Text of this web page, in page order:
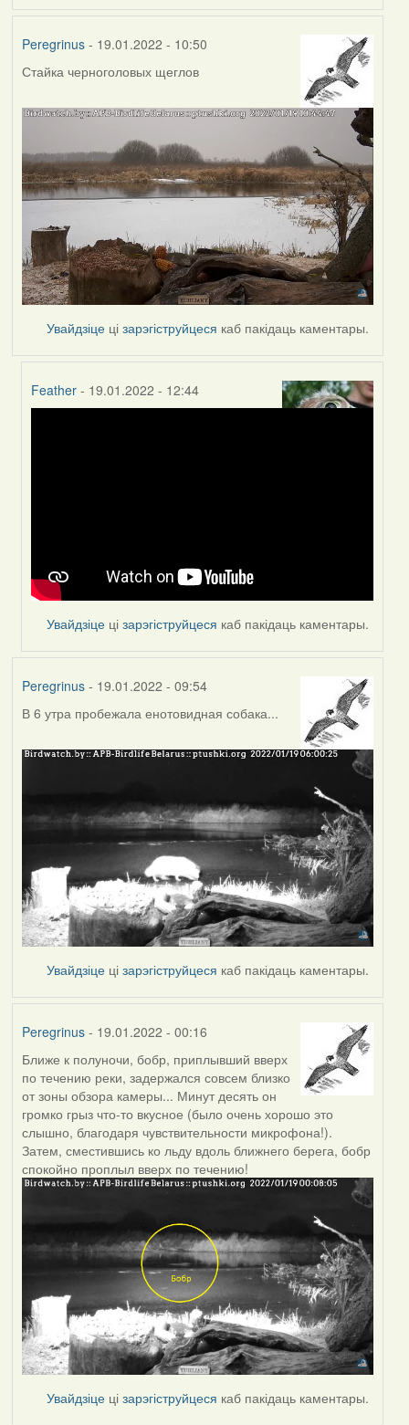
Peregrinus- 19.01.2022 - 10:50
Стайка черноголовых щеглов
Увайдзіце цізарэгіструйцеся каб пакідаць каментары.
Feather - 19.01.2022 - 12:44
Увайдзіце цізарэгіструйцеся каб пакідаць каментары.
Peregrinus- 19.01.2022 - 09:54
В 6 утра пробежала енотовидная собака...
Увайдзіце цізарэгіструйцеся каб пакідаць каментары.
Peregrinus- 19.01.2022 - 00:16
Ближе к полуночи, бобр, приплывший вверх
по течению реки, задержался совсем близко
от зоны обзора камеры... Минут десять он
громко грыз что-то вкусное (было очень хорошо это
слышно, благодаря чувствительности микрофона!).
Затем, сместившись ко льду вдоль ближнего берега, бобр
спокойно проплыл вверх по течению!
Увайдзіце цізарэгіструйцеся каб пакідаць каментары.